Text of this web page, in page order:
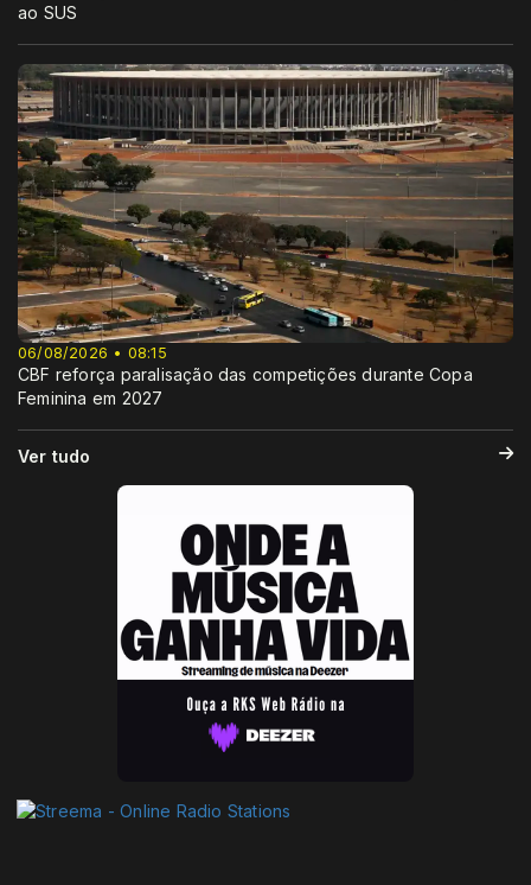
ao SUS
06/08/2026 • 08:15
CBF reforça paralisação das competições durante Copa
Feminina em 2027
Ver tudo